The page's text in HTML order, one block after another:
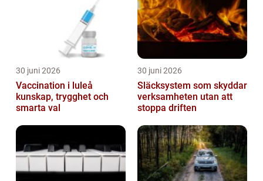
30 juni 2026
Vaccination i luleå
kunskap, trygghet och
smarta val
30 juni 2026
Släcksystem som skyddar
verksamheten utan att
stoppa driften